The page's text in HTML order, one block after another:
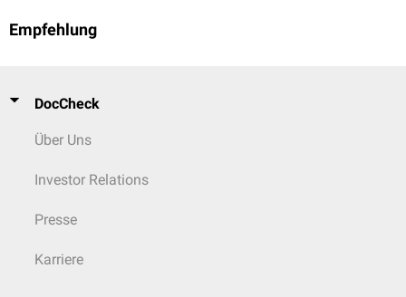
Empfehlung
DocCheck
Über Uns
Investor Relations
Presse
Karriere